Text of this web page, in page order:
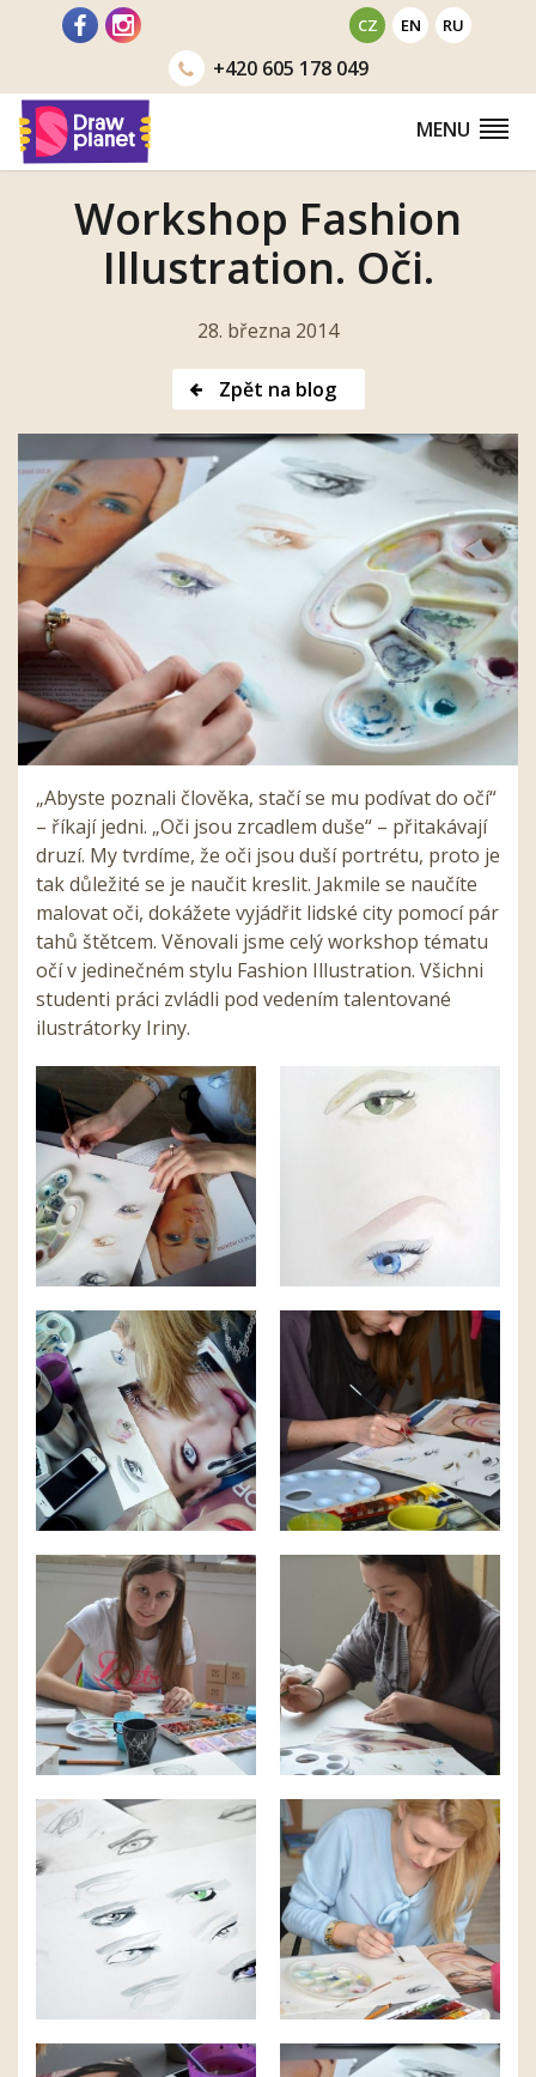
CZ EN RU
+420605 178 049
MENU
Workshop Fashion
Illustration. Oči.
28. března 2014
Zpět na blog
„Abyste poznali člověka, stačí se mu podívat do očí“
– říkají jedni. „Oči jsou zrcadlem duše“ – přitakávají
druzí. My tvrdíme, že oči jsou duší portrétu, proto je
tak důležité se je naučit kreslit. Jakmile se naučíte
malovat oči, dokážete vyjádřit lidské city pomocí pár
tahů štětcem. Věnovali jsme celý workshop tématu
očí v jedinečném stylu Fashion Illustration. Všichni
studenti práci zvládli pod vedením talentované
ilustrátorky Iriny.